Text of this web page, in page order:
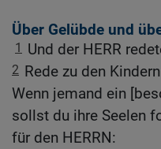
Über Gelübde und
1 Und der HERR
2 Rede zu den
Wenn jemand ein
sollst du ihre Seelen
für den HERRN: